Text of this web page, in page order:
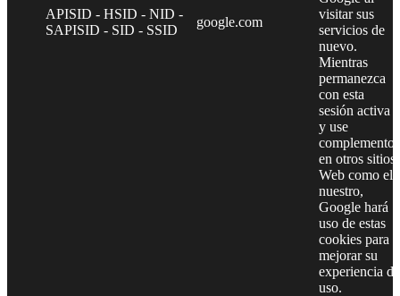
APISID - HSID - NID -
SAPISID - SID - SSID
google.com
visitar sus
servicios de
nuevo.
Mientras
permanezca
con esta
sesión activa
y use
complementos
en otros sitios
Web como el
nuestro,
Google hará
uso de estas
cookies para
mejorar su
experiencia de
uso.